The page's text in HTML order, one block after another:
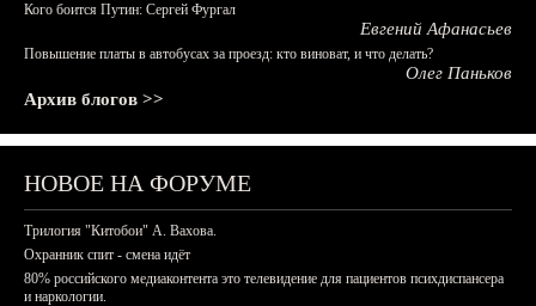
Кого боится Путин: Сергей Фургал
Евгений Афанасьев
Повышение платы в автобусах за проезд: кто виноват, и что делать?
Олег Паньков
Архив блогов >>
НОВОЕ НА ФОРУМЕ
Трилогия "Китобои" А. Вахова.
Охранник спит - смена идёт
80% российского медиаконтента это телевидение для пациентов психдиспансера
и наркологии.